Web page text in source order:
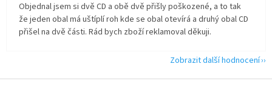
Objednal jsem si dvě CD a obě dvě přišly poškozené, a to tak
že jeden obal má uštíplí roh kde se obal otevírá a druhý obal CD
přišel na dvě části. Rád bych zboží reklamoval děkuji.
Zobrazit další hodnocení
Z